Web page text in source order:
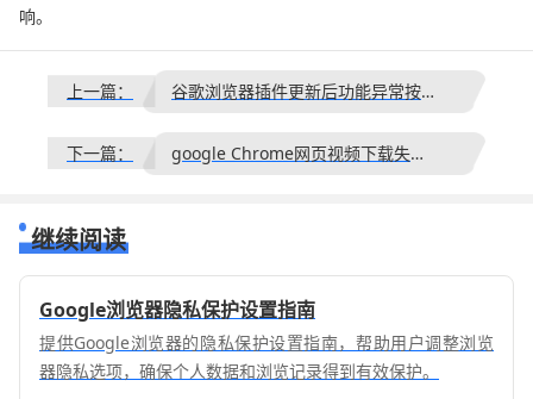
响。
上一篇： 谷歌浏览器插件更新后功能异常按钮无法操作的修复
下一篇： google Chrome网页视频下载失败的应急解决方案
继续阅读
Google浏览器隐私保护设置指南
提供Google浏览器的隐私保护设置指南，帮助用户调整浏览
器隐私选项，确保个人数据和浏览记录得到有效保护。